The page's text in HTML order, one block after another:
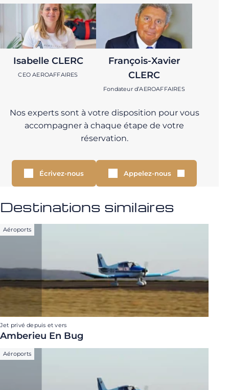
Isabelle CLERC
CEO AEROAFFAIRES
François-Xavier
CLERC
Fondateur d’AEROAFFAIRES
Nos experts sont à votre disposition pour vous
accompagner à chaque étape de votre
réservation.
Écrivez-nous Appelez-nous
Destinations similaires
Aéroports
Jet privé depuis et vers
Amberieu En Bug
Aéroports